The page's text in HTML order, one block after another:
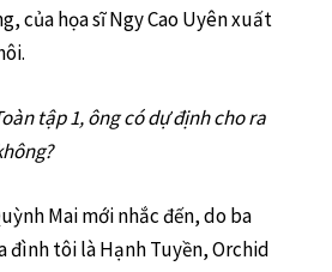
của họa sĩ Ngy Cao Uyên xuất
tập 1, ông có dự định cho ra
Mai mới nhắc đến, do ba
đình tôi là Hạnh Tuyền, Orchid